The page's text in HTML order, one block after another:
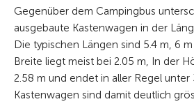
Gegenüber dem Campingbus
ausgebaute Kastenwagen in der
Die typischen Längen sind 5.4 m, 6
Breite liegt meist bei 2.05 m, In der
2.58 m und endet in aller Regel unter
Kastenwagen sind damit deutlich